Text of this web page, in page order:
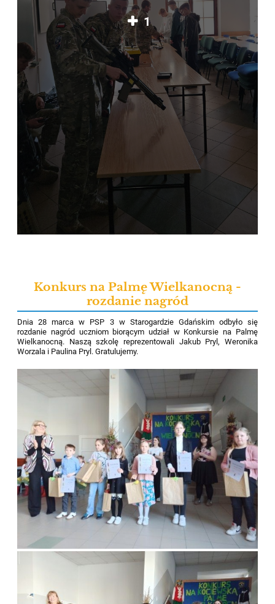
1
Konkurs na Palmę Wielkanocną -
rozdanie nagród
Dnia 28 marca w PSP 3 w Starogardzie Gdańskim odbyło się
rozdanie nagród uczniom biorącym udział w Konkursie na Palmę
Wielkanocną. Naszą szkolę reprezentowali Jakub Pryl, Weronika
Worzala i Paulina Pryl. Gratulujemy.